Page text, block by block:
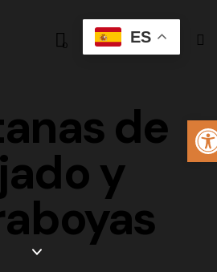
0 ES
de
y